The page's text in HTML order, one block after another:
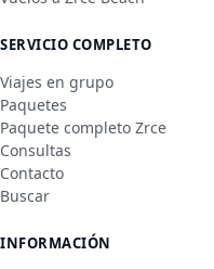
SERVICIO COMPLETO
Viajes en grupo
Paquetes
Paquete completo Zrce
Consultas
Contacto
Buscar
INFORMACIÓN